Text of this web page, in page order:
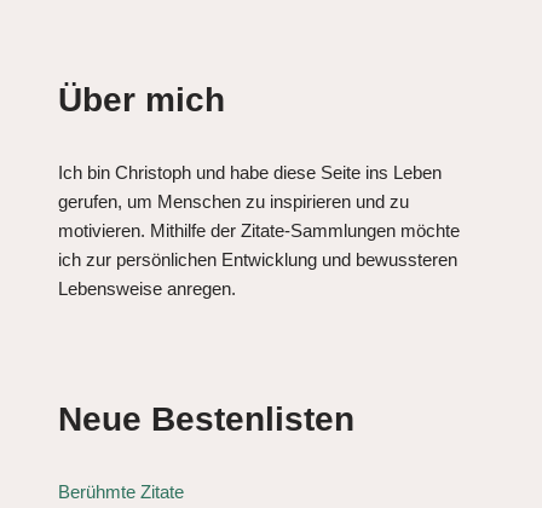
Über mich
Ich bin Christoph und habe diese Seite ins Leben
gerufen, um Menschen zu inspirieren und zu
motivieren. Mithilfe der Zitate-Sammlungen möchte
ich zur persönlichen Entwicklung und bewussteren
Lebensweise anregen.
Neue Bestenlisten
Berühmte Zitate